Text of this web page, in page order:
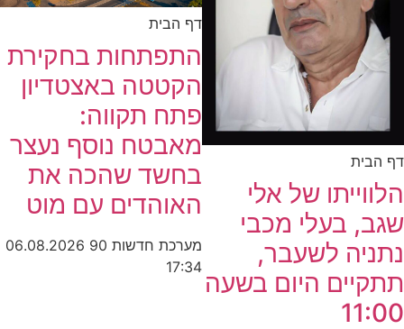
דף הבית
הלווייתו של אלי
שגב, בעלי מכבי
נתניה לשעבר,
תתקיים היום בשעה
11:00
דף הבית
התפתחות בחקירת
הקטטה באצטדיון
פתח תקווה:
מאבטח נוסף נעצר
בחשד שהכה את
האוהדים עם מוט
מערכת חדשות 90
06.08.2026
17:34